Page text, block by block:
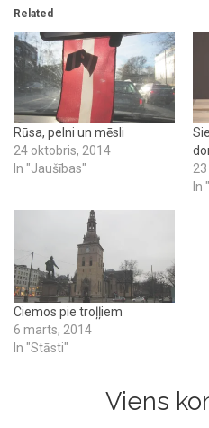
Related
Rūsa, pelni un mēsli
24 oktobris, 2014
In "Jaušības"
23
In
Ciemos pie troļļiem
6 marts, 2014
In "Stāsti"
Viens